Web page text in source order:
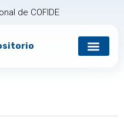
de COFIDE